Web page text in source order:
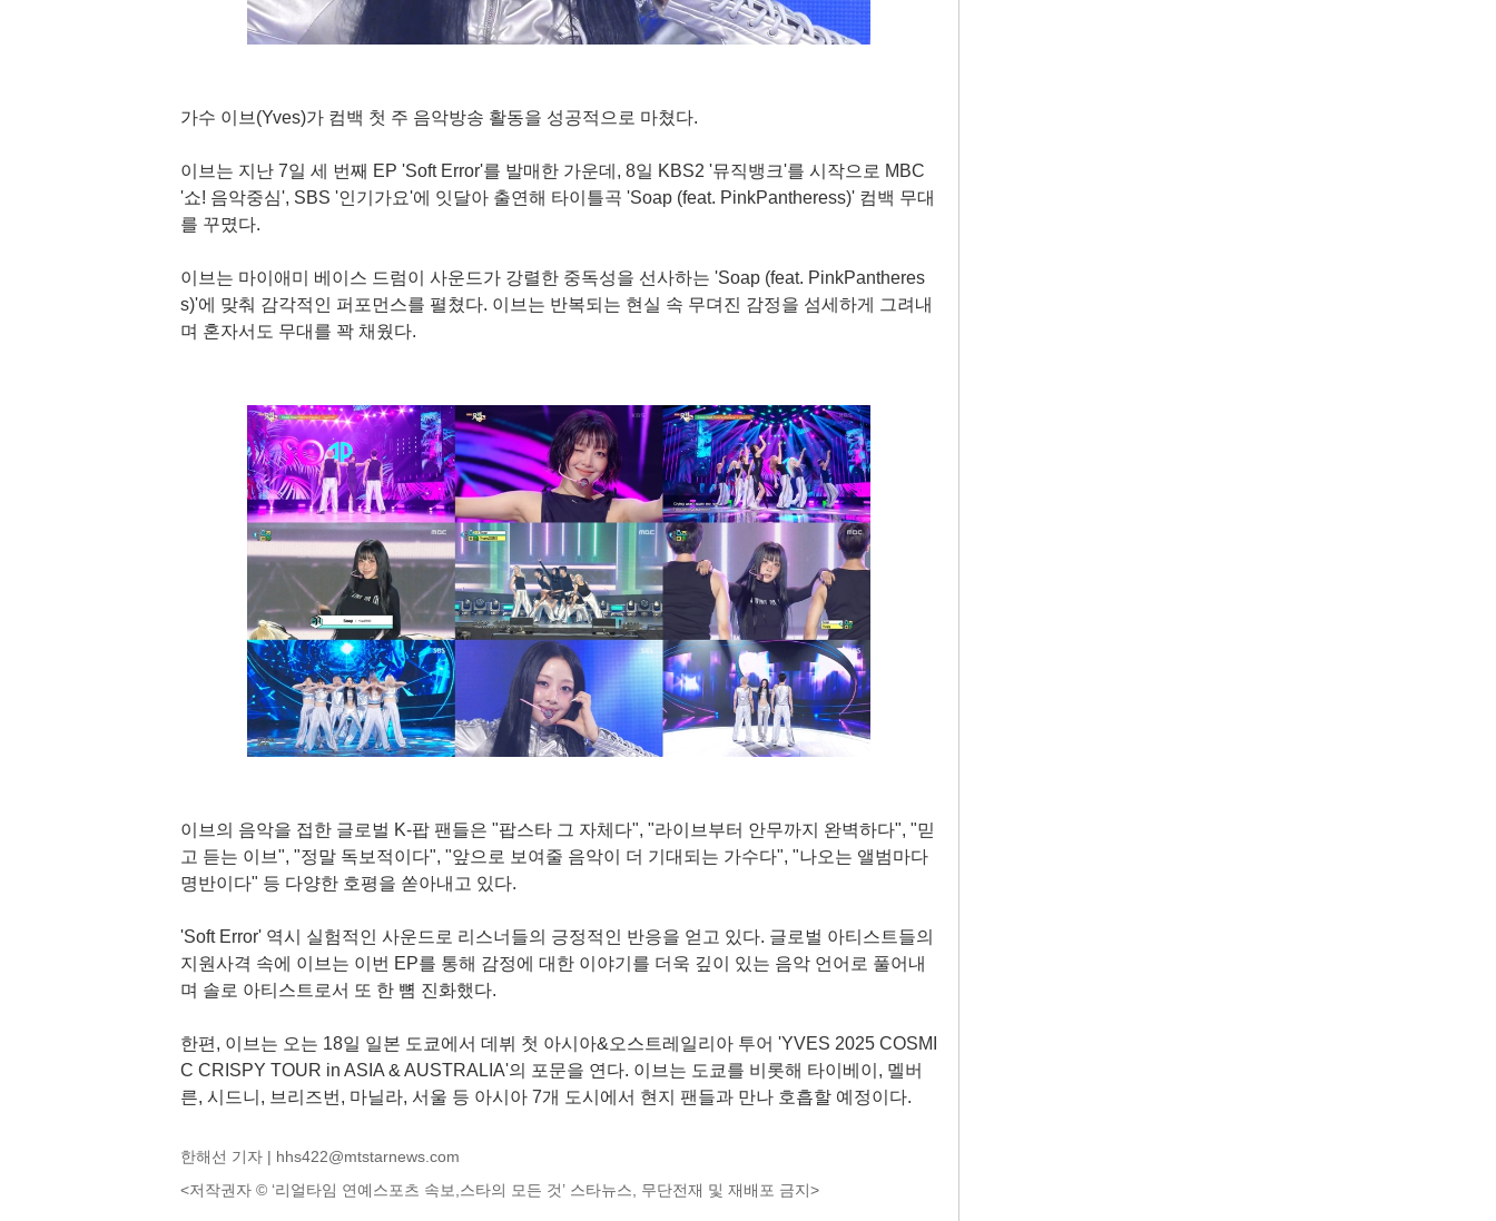
가수 이브(Yves)가 컴백 첫 주 음악방송 활동을 성공적으로 마쳤다.
이브는 지난 7일 세 번째 EP 'Soft Error'를 발매한 가운데, 8일 KBS2 '뮤직뱅크'를 시작으로 MBC
'쇼! 음악중심', SBS '인기가요'에 잇달아 출연해 타이틀곡 'Soap (feat. PinkPantheress)' 컴백 무대
를 꾸몄다.
이브는 마이애미 베이스 드럼이 사운드가 강렬한 중독성을 선사하는 'Soap (feat. PinkPantheres
s)'에 맞춰 감각적인 퍼포먼스를 펼쳤다. 이브는 반복되는 현실 속 무뎌진 감정을 섬세하게 그려내
며 혼자서도 무대를 꽉 채웠다.
이브의 음악을 접한 글로벌 K-팝 팬들은 "팝스타 그 자체다", "라이브부터 안무까지 완벽하다", "믿
고 듣는 이브", "정말 독보적이다", "앞으로 보여줄 음악이 더 기대되는 가수다", "나오는 앨범마다
명반이다" 등 다양한 호평을 쏟아내고 있다.
'Soft Error' 역시 실험적인 사운드로 리스너들의 긍정적인 반응을 얻고 있다. 글로벌 아티스트들의
지원사격 속에 이브는 이번 EP를 통해 감정에 대한 이야기를 더욱 깊이 있는 음악 언어로 풀어내
며 솔로 아티스트로서 또 한 뼘 진화했다.
한편, 이브는 오는 18일 일본 도쿄에서 데뷔 첫 아시아&오스트레일리아 투어 'YVES 2025 COSMI
C CRISPY TOUR in ASIA & AUSTRALIA'의 포문을 연다. 이브는 도쿄를 비롯해 타이베이, 멜버
른, 시드니, 브리즈번, 마닐라, 서울 등 아시아 7개 도시에서 현지 팬들과 만나 호흡할 예정이다.
한해선 기자 | hhs422@mtstarnews.com
<저작권자 © ‘리얼타임 연예스포츠 속보,스타의 모든 것’ 스타뉴스, 무단전재 및 재배포 금지>